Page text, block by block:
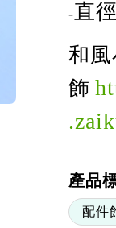
-直
和風
飾
產品
配件